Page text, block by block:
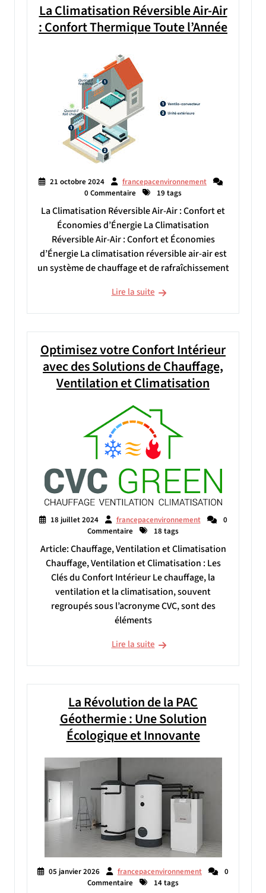
La Climatisation Réversible Air-Air
: Confort Thermique Toute l’Année
21 octobre 2024
francepacenvironnement
0 Commentaire
19 tags
La Climatisation Réversible Air-Air : Confort et
Économies d’Énergie La Climatisation
Réversible Air-Air : Confort et Économies
d’Énergie La climatisation réversible air-air est
un système de chauffage et de rafraîchissement
Lire la suite
Optimisez votre Confort Intérieur
avec des Solutions de Chauffage,
Ventilation et Climatisation
18 juillet 2024 francepacenvironnement
0
Commentaire
18 tags
Article: Chauffage, Ventilation et Climatisation
Chauffage, Ventilation et Climatisation : Les
Clés du Confort Intérieur Le chauffage, la
ventilation et la climatisation, souvent
regroupés sous l’acronyme CVC, sont des
éléments
Lire la suite
La Révolution de la PAC
Géothermie : Une Solution
Écologique et Innovante
05 janvier 2026 francepacenvironnement
0
Commentaire
14 tags